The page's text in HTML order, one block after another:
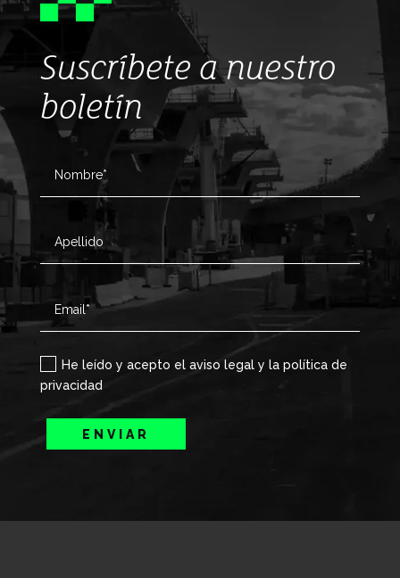
Suscríbete a nuestro
boletín
He leído y acepto el aviso legal y la política de
privacidad
ENVIAR